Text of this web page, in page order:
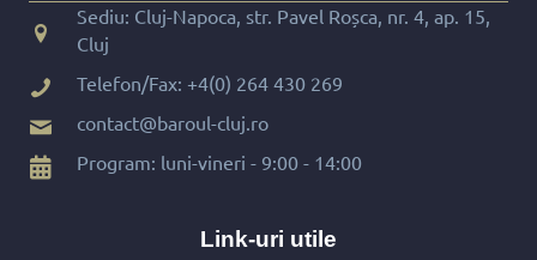
Sediu: Cluj-Napoca, str. Pavel Roșca, nr. 4, ap. 15,
Cluj
Telefon/Fax: +4(0) 264 430 269
contact@baroul-cluj.ro
Program: luni-vineri - 9:00 - 14:00
Link-uri utile